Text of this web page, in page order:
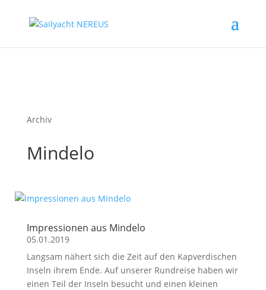
Archiv
Mindelo
Impressionen aus Mindelo
05.01.2019
Langsam nähert sich die Zeit auf den Kapverdischen
Inseln ihrem Ende. Auf unserer Rundreise haben wir
einen Teil der Inseln besucht und einen kleinen